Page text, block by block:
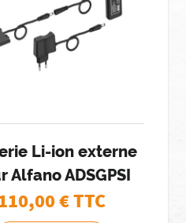
Li-ion externe
Alfano ADSGPSI
€ TTC